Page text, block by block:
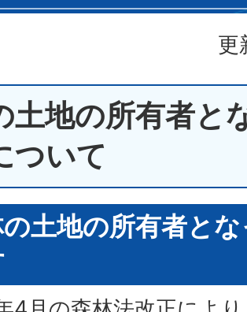
更
土地の所有者と
ついて
の土地の所有者と